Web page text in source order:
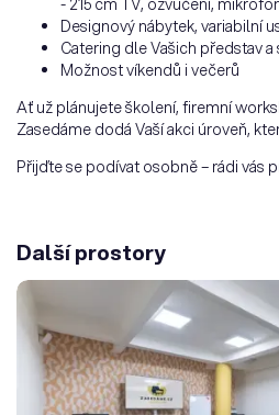
Designový nábytek, variabilní
Catering dle Vašich představ a
Možnost víkendů i večerů
Ať už plánujete školení, firemní
Zasedáme dodá Vaší akci úroveň,
Přijďte se podívat osobně – rádi vás
Další prostory